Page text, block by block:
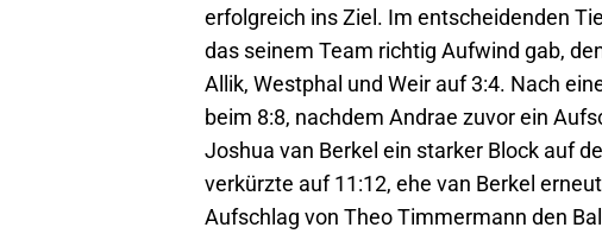
erfolgreich ins Ziel. Im entscheidenden
das seinem Team richtig Aufwind gab,
Allik, Westphal und Weir auf 3:4. Nach
beim 8:8, nachdem Andrae zuvor ein
Joshua van Berkel ein starker Block auf
verkürzte auf 11:12, ehe van Berkel
Aufschlag von Theo Timmermann den